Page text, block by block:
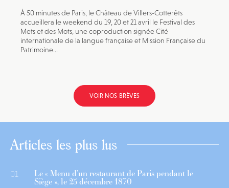
À 50 minutes de Paris, le Château de Villers-Cotterêts
accueillera le weekend du 19, 20 et 21 avril le Festival des
Mets et des Mots, une coproduction signée Cité
internationale de la langue française et Mission Française du
Patrimoine...
VOIR NOS BRÈVES
Articles les plus lus
01 Le « Menu d’un restaurant de Paris pendant le
Siège », le 25 décembre 1870